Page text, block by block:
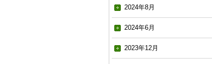
2024年8月
2024年6月
2023年12月